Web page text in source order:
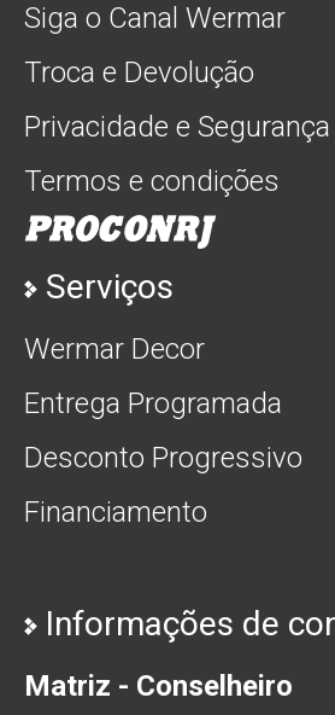
Siga o Canal Wermar
Troca e Devolução
Privacidade e Segurança
Termos e condições
Serviços
Wermar Decor
Entrega Programada
Desconto Progressivo
Financiamento
Informações de
Matriz - Conselheiro